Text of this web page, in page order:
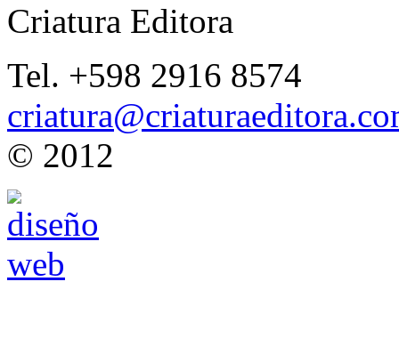
Criatura Editora
Tel. +598 2916 8574
© 2012